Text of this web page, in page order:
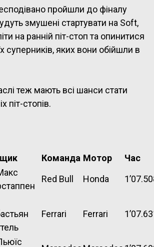
пройшли до фіналу
змушені стартувати на Soft,
на ранній піт-стоп та опинитися
суперників, яких вони обійшли в
теж мають всі шанси стати
піт-стопів.
Команда Мотор
Час
Red Bull Honda
Ferrari Ferrari